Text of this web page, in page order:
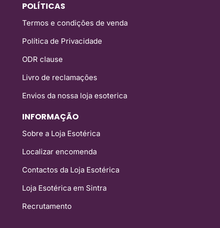
POLÍTICAS
Termos e condições de venda
Política de Privacidade
ODR clause
Livro de reclamações
Envios da nossa loja esoterica
INFORMAÇÃO
Sobre a Loja Esotérica
Localizar encomenda
Contactos da Loja Esotérica
Loja Esotérica em Sintra
Recrutamento